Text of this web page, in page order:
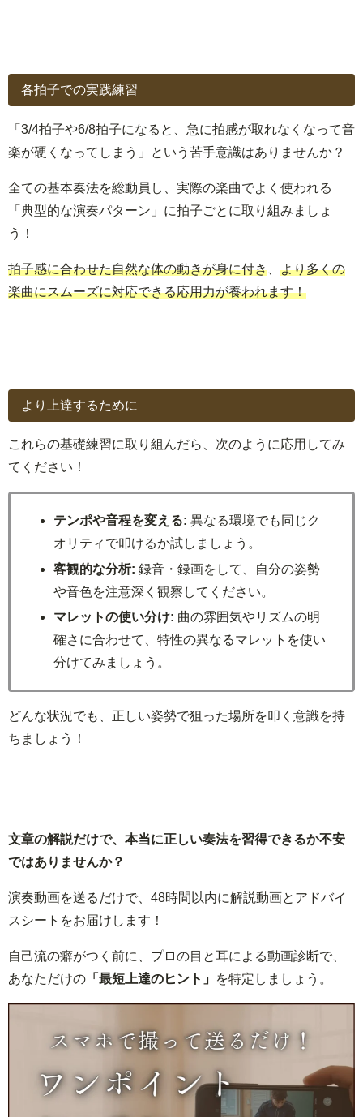
各拍子での実践練習
「3/4拍子や6/8拍子になると、急に拍感が取れなくなって音
楽が硬くなってしまう」という苦手意識はありませんか？
全ての基本奏法を総動員し、実際の楽曲でよく使われる
「典型的な演奏パターン」に拍子ごとに取り組みましょ
う！
拍子感に合わせた自然な体の動きが身に付き
より多くの
楽曲にスムーズに対応できる応用力が養われます！
より上達するために
これらの基礎練習に取り組んだら、次のように応用してみ
てください！
テンポや音程を変える: 異なる環境でも同じク
オリティで叩けるか試しましょう。
客観的な分析: 録音・録画をして、自分の姿勢
や音色を注意深く観察してください。
マレットの使い分け: 曲の雰囲気やリズムの明
確さに合わせて、特性の異なるマレットを使い
分けてみましょう。
どんな状況でも、正しい姿勢で狙った場所を叩く意識を持
ちましょう！
文章の解説だけで、本当に正しい奏法を習得できるか不安
ではありませんか？
演奏動画を送るだけで、48時間以内に解説動画とアドバイ
スシートをお届けします！
自己流の癖がつく前に、プロの目と耳による動画診断で、
あなただけの 「最短上達のヒント」 を特定しましょう。